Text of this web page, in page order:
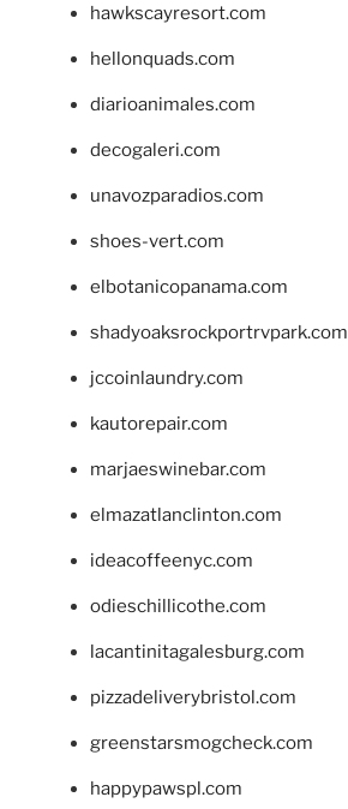
hawkscayresort.com
hellonquads.com
diarioanimales.com
decogaleri.com
unavozparadios.com
shoes-vert.com
elbotanicopanama.com
shadyoaksrockportrvpark.com
jccoinlaundry.com
kautorepair.com
marjaeswinebar.com
elmazatlanclinton.com
ideacoffeenyc.com
odieschillicothe.com
lacantinitagalesburg.com
pizzadeliverybristol.com
greenstarsmogcheck.com
happypawspl.com